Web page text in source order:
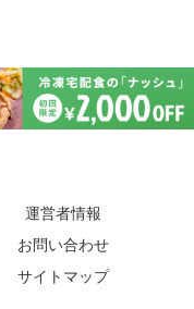
運営者情報
お問い合わせ
サイトマップ